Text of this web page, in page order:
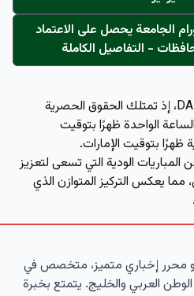
الجامعة يحصل على الاعتماد
، إذ تمتلك الحقوق الحصرية
الواحدة ظهرًا بتوقيت
ظهرًا بتوقيت الإمارات.
الودية التي تسعى لتعزيز
مما يعكس التركيز المتوازن الذي
محرر إخباري متميز، متخصص في
العربي والخليج. يتمتع بخبرة